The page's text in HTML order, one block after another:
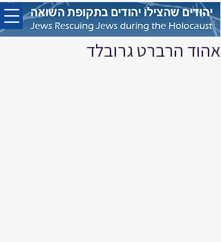
אהוד הרברט גרובלד